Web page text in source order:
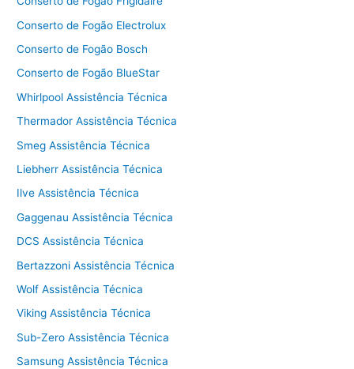
Conserto de Fogão Electrolux
Conserto de Fogão Bosch
Conserto de Fogão BlueStar
Whirlpool Assistência Técnica
Thermador Assistência Técnica
Smeg Assistência Técnica
Liebherr Assistência Técnica
Ilve Assistência Técnica
Gaggenau Assistência Técnica
DCS Assistência Técnica
Bertazzoni Assistência Técnica
Wolf Assistência Técnica
Viking Assistência Técnica
Sub-Zero Assistência Técnica
Samsung Assistência Técnica